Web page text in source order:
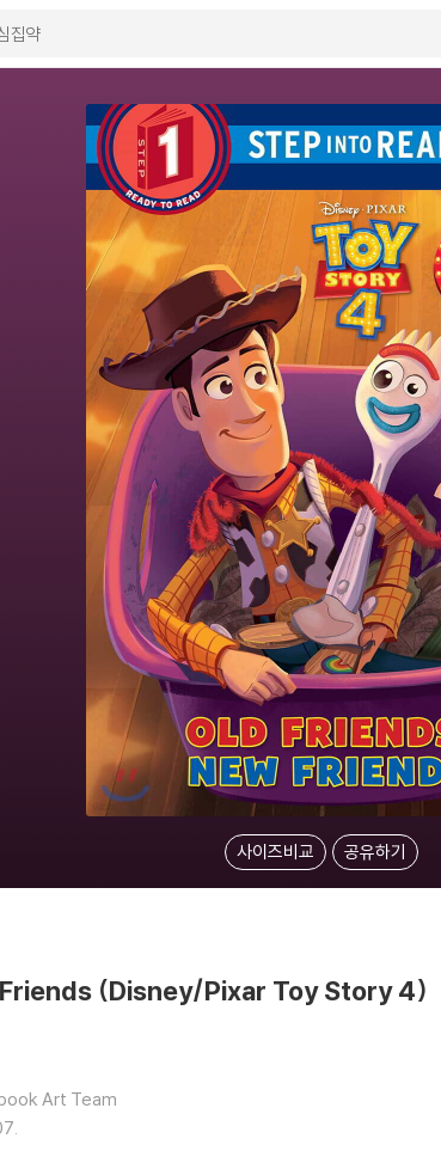
사이즈비교 공유하기
(Disney/Pixar Toy Story 4)
Art Team